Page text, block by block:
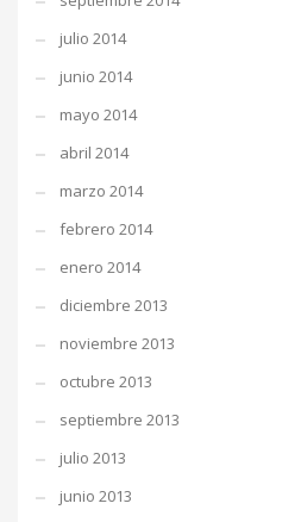
julio 2014
junio 2014
mayo 2014
abril 2014
marzo 2014
febrero 2014
enero 2014
diciembre 2013
noviembre 2013
octubre 2013
septiembre 2013
julio 2013
junio 2013